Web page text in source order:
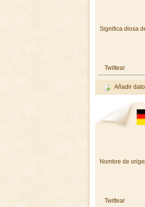
Significa diosa
Twittear
Añadir
Nombre de
Twittear